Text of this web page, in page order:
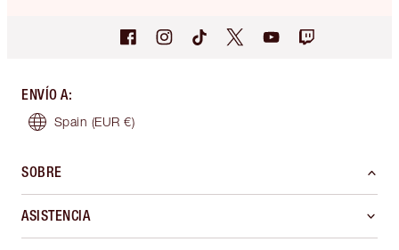
ENVÍO A:
Spain (EUR €)
SOBRE
ASISTENCIA